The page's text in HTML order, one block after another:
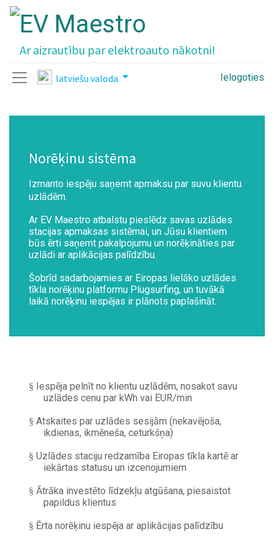
Ar aizrautību par elektroauto nākotni!
Ielogoties
latviešu valoda
Norēķinu sistēma
Izmanto iespēju saņemt apmaksu par suvu klientu
uzlādēm.
Ar EV Maestro atbalstu pieslēdz savas uzlādes
stacijas apmaksas sistēmai, un Jūsu klientiem
būs ērti saņemt pakalpojumu un norēķināties par
uzlādi ar aplikācijas palīdzību.
Šobrīd sadarbojamies ar Eiropas lielāko uzlādes
tīkla norēķinu platformu Plugsurfing, un tuvākā
laikā norēķinu iespējas ir plānots paplašināt.
§ Iespēja pelnīt no klientu uzlādēm, nosakot savu
uzlādes cenu par kWh vai EUR/min
§ Atskaites par uzlādes sesijām (nekavējoša,
ikdienas, ikmēneša, ceturkšņa)
§ Uzlādes staciju redzamība Eiropas tīkla kartē ar
iekārtas statusu un izcenojumiem
§ Ātrāka investēto līdzekļu atgūšana, piesaistot
papildus klientus
§ Ērta norēķinu iespēja ar aplikācijas palīdzību